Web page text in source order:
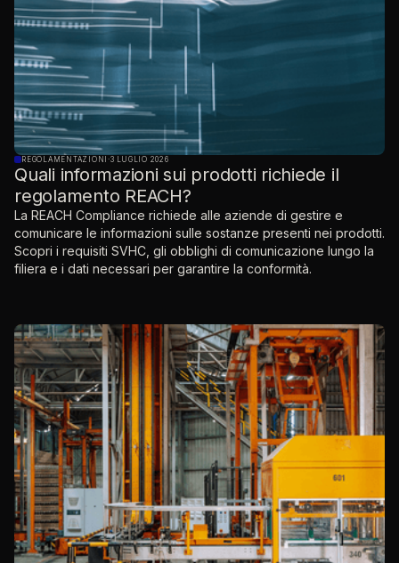
REGOLAMENTAZIONI ·3 LUGLIO 2026
Quali informazioni sui prodotti richiede il
regolamento REACH?
La REACH Compliance richiede alle aziende di gestire e
comunicare le informazioni sulle sostanze presenti nei prodotti.
Scopri i requisiti SVHC, gli obblighi di comunicazione lungo la
filiera e i dati necessari per garantire la conformità.